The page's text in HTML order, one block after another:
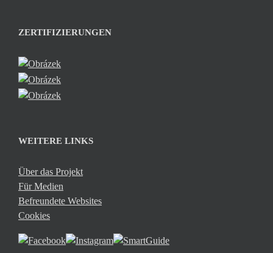
ZERTIFIZIERUNGEN
WEITERE LINKS
Über das Projekt
Für Medien
Befreundete Websites
Cookies